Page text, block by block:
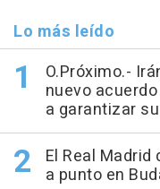
Lo más leído
O.Próximo.-
nuevo
a garantizar
El Real
a punto en